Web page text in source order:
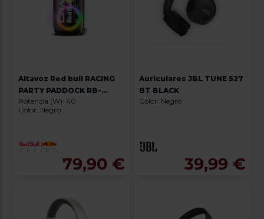
Altavoz Red bull RACING
PARTY PADDOCK RB-
SK230
Potencia (W): 40
Color: Negro
79,90 €
Auriculares JBL TUNE 527
BT BLACK
Color: Negro
39,99 €